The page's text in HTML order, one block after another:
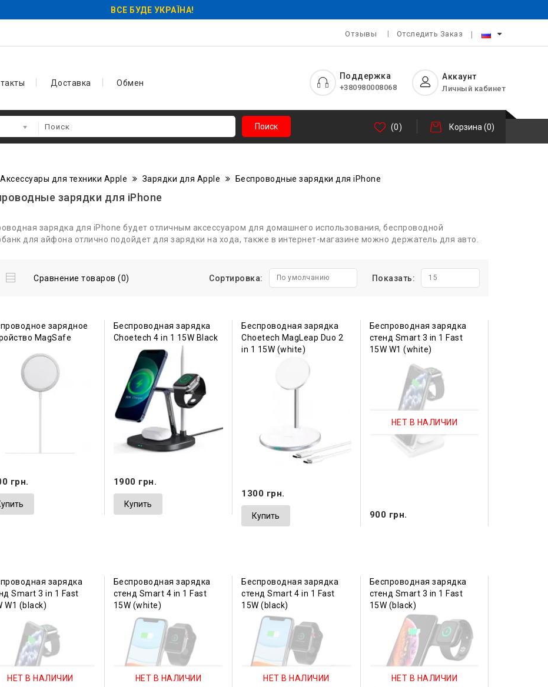
ВСЕ БУДЕ УКРАЇНА!
Отзывы Отследить Заказ
Доставка Обмен
Аккаунт
Личный кабинет
Поддержка
+380980008068
Поиск (0) Корзина(0)
Аксессуары для техники Apple Зарядки для Apple Беспроводные зарядки для iPhone
зарядки для iPhone
зарядка для iPhone будет отличным аксессуаром для домашнего использования, беспроводной
для айфона отлично подойдет для зарядки на хода, также в интернет-магазине можно держатель для авто.
Сравнение товаров (0) Сортировка: По умолчанию Показать: 15
зарядное
MagSafe
грн.
Беспроводная зарядка
Choetech 4 in 1 15W Black
1900 грн.
Купить
Беспроводная зарядка
Choetech MagLeap Duo 2
in 1 15W (white)
1300 грн.
Купить
Беспроводная зарядка
стенд Smart 3 in 1 Fast
15W W1 (white)
НЕТ В НАЛИЧИИ
900 грн.
зарядка
Smart 3 in 1 Fast
W1 (black)
НЕТ В НАЛИЧИИ
Беспроводная зарядка
стенд Smart 4 in 1 Fast
15W (white)
НЕТ В НАЛИЧИИ
Беспроводная зарядка
стенд Smart 4 in 1 Fast
15W (black)
НЕТ В НАЛИЧИИ
Беспроводная зарядка
стенд Smart 3 in 1 Fast
15W (black)
НЕТ В НАЛИЧИИ